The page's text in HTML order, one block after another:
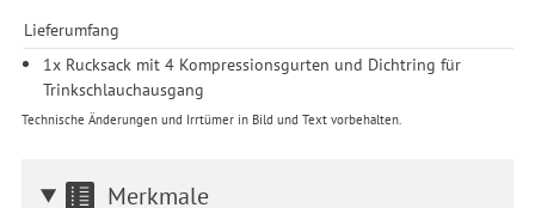
Lieferumfang
1x Rucksack mit 4 Kompressionsgurten und Dichtring für
Trinkschlauchausgang
Technische Änderungen und Irrtümer in Bild und Text vorbehalten.
Merkmale